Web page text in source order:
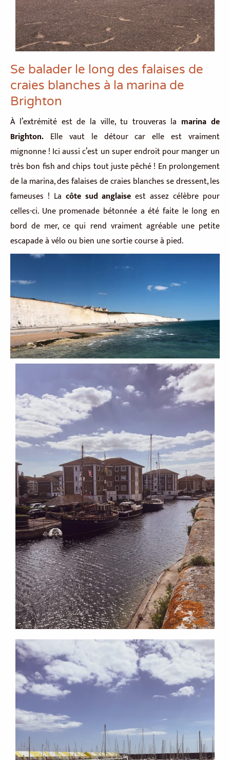
Se balader le long des falaises de
craies blanches à la marina de
Brighton
À l’extrémité est de la ville, tu trouveras la marina de
Brighton. Elle vaut le détour car elle est vraiment
mignonne ! Ici aussi c’est un super endroit pour manger un
très bon fish and chips tout juste pêché ! En prolongement
de la marina, des falaises de craies blanches se dressent, les
fameuses ! La côte sud anglaise est assez célèbre pour
celles-ci. Une promenade bétonnée a été faite le long en
bord de mer, ce qui rend vraiment agréable une petite
escapade à vélo ou bien une sortie course à pied.